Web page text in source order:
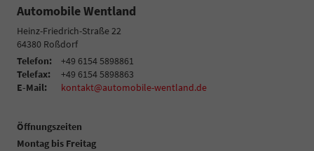
Automobile Wentland
Heinz-Friedrich-Straße 22
64380 Roßdorf
Telefon:
+49 6154 5898861
Telefax:
+49 6154 5898863
E-Mail:
kontakt@automobile-wentland.de
Öffnungszeiten
Montag bis Freitag